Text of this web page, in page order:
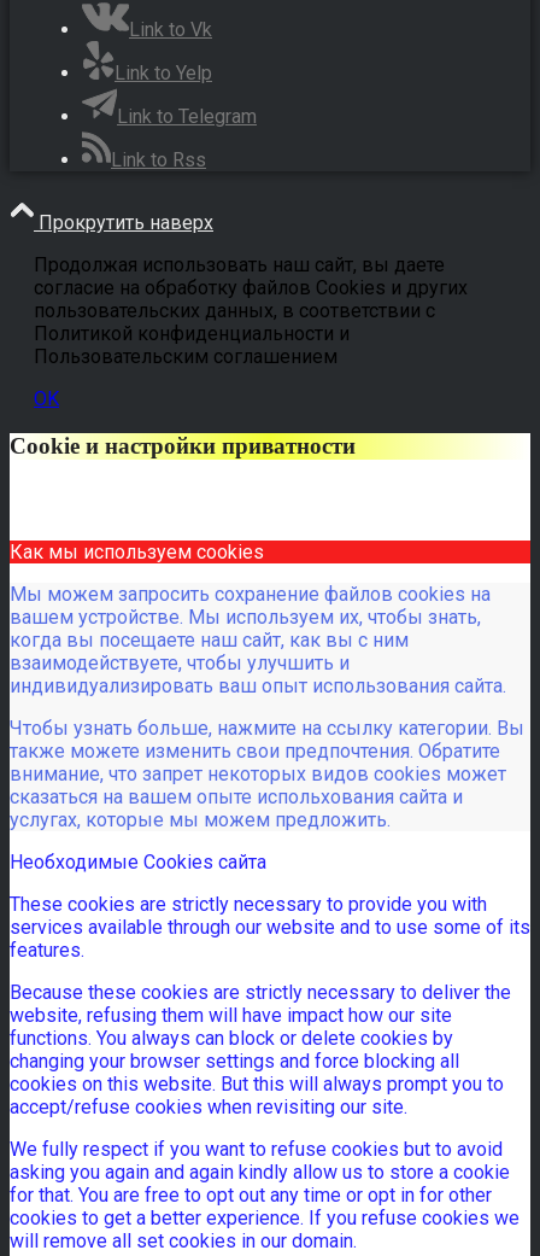
Link to Vk
Link to Yelp
Link to Telegram
Link to Rss
Прокрутить наверх
Продолжая использовать наш сайт, вы даете
согласие на обработку файлов Cookies и других
пользовательских данных, в соответствии с
Политикой конфиденциальности и
Пользовательским соглашением
OK
Cookie и настройки приватности
Как мы используем cookies
Мы можем запросить сохранение файлов cookies на
вашем устройстве. Мы используем их, чтобы знать,
когда вы посещаете наш сайт, как вы с ним
взаимодействуете, чтобы улучшить и
индивидуализировать ваш опыт использования сайта.
Чтобы узнать больше, нажмите на ссылку категории. Вы
также можете изменить свои предпочтения. Обратите
внимание, что запрет некоторых видов cookies может
сказаться на вашем опыте испольхования сайта и
услугах, которые мы можем предложить.
Необходимые Cookies сайта
These cookies are strictly necessary to provide you with
services available through our website and to use some of its
features.
Because these cookies are strictly necessary to deliver the
website, refusing them will have impact how our site
functions. You always can block or delete cookies by
changing your browser settings and force blocking all
cookies on this website. But this will always prompt you to
accept/refuse cookies when revisiting our site.
We fully respect if you want to refuse cookies but to avoid
asking you again and again kindly allow us to store a cookie
for that. You are free to opt out any time or opt in for other
cookies to get a better experience. If you refuse cookies we
will remove all set cookies in our domain.